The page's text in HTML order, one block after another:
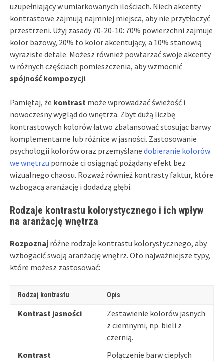
uzupełniający w umiarkowanych ilościach. Niech akcenty
kontrastowe zajmują najmniej miejsca, aby nie przytłoczyć
przestrzeni. Użyj zasady 70-20-10: 70% powierzchni zajmuje
kolor bazowy, 20% to kolor akcentujący, a 10% stanowią
wyraziste detale. Możesz również powtarzać swoje akcenty
w różnych częściach pomieszczenia, aby wzmocnić
spójność kompozycji.
Pamiętaj, że kontrast może wprowadzać świeżość i
nowoczesny wygląd do wnętrza. Zbyt dużą liczbę
kontrastowych kolorów łatwo zbalansować stosując barwy
komplementarne lub różnice w jasności. Zastosowanie
psychologii kolorów oraz przemyślane dobieranie kolorów
we wnętrzu pomoże ci osiągnąć pożądany efekt bez
wizualnego chaosu. Rozważ również kontrasty faktur, które
wzbogacą aranżację i dodadzą głębi.
Rodzaje kontrastu kolorystycznego i ich wpływ
na aranżację wnętrza
Rozpoznaj różne rodzaje kontrastu kolorystycznego, aby
wzbogacić swoją aranżację wnętrz. Oto najważniejsze typy,
które możesz zastosować:
Rodzaj kontrastu Opis
Kontrast jasności
Zestawienie kolorów jasnych
z ciemnymi, np. bieli z
czernią.
Kontrast
Połączenie barw ciepłych